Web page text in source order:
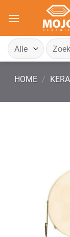
naar
Zoeken
naar:
HOME /